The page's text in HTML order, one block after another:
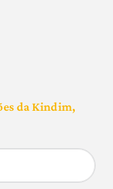
da Kindim,